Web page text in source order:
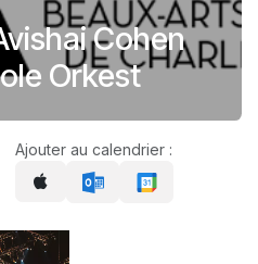
Cohen
Orkest
Ajouter au calendrier :